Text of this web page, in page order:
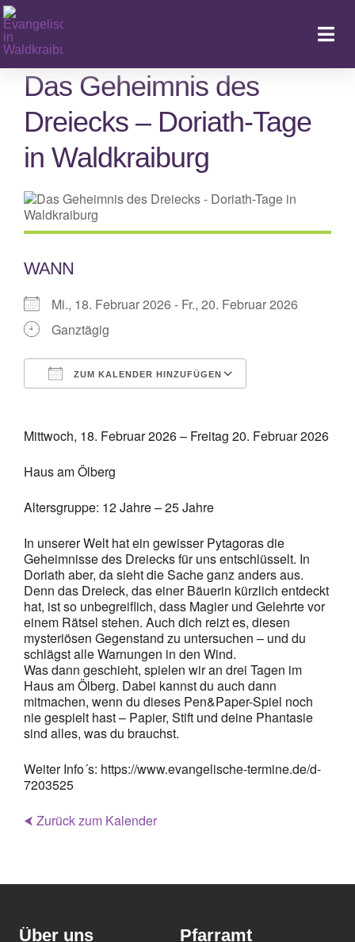
Zum
Inhalt
springen
Das Geheimnis des
Dreiecks – Doriath-Tage
in Waldkraiburg
WANN
Mi., 18. Februar 2026 - Fr., 20. Februar 2026
Ganztägig
ZUM KALENDER HINZUFÜGEN
Mittwoch, 18. Februar 2026 – Freitag 20. Februar 2026
Haus am Ölberg
Altersgruppe: 12 Jahre – 25 Jahre
In unserer Welt hat ein gewisser Pytagoras die
Geheimnisse des Dreiecks für uns entschlüsselt. In
Doriath aber, da sieht die Sache ganz anders aus.
Denn das Dreieck, das einer Bäuerin kürzlich entdeckt
hat, ist so unbegreiflich, dass Magier und Gelehrte vor
einem Rätsel stehen. Auch dich reizt es, diesen
mysteriösen Gegenstand zu untersuchen – und du
schlägst alle Warnungen in den Wind.
Was dann geschieht, spielen wir an drei Tagen im
Haus am Ölberg. Dabei kannst du auch dann
mitmachen, wenn du dieses Pen&Paper-Spiel noch
nie gespielt hast – Papier, Stift und deine Phantasie
sind alles, was du brauchst.
Weiter Info´s: https://www.evangelische-termine.de/d-
7203525
⮜ Zurück zum Kalender
Über uns Pfarramt